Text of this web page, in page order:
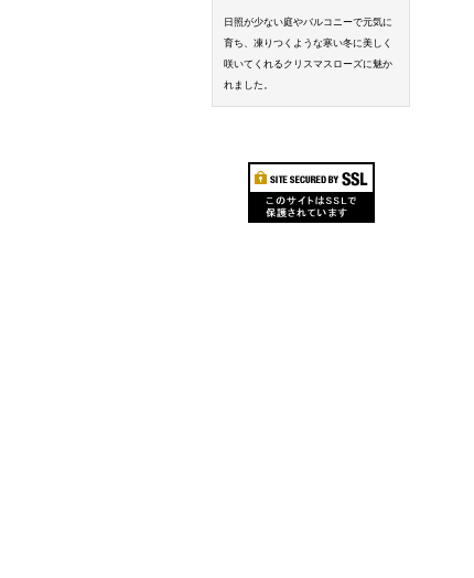
日照が少ない庭やバルコニーで元気に
育ち、凍りつくような寒い冬に美しく
咲いてくれるクリスマスローズに魅か
れました。